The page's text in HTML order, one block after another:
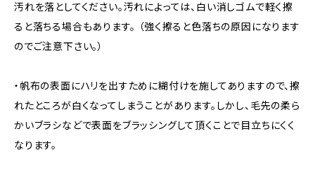
汚れを落としてください。汚れによっては、白い消しゴムで軽く擦
ると落ちる場合もあります。 （強く擦ると色落ちの原因になります
のでご注意下さい。）
・帆布の表面にハリを出すために糊付けを施してありますので、擦
れたところが白くなってしまうことがあります。しかし、毛先の柔ら
かいブラシなどで表面をブラッシングして頂くことで目立ちにくく
なります。